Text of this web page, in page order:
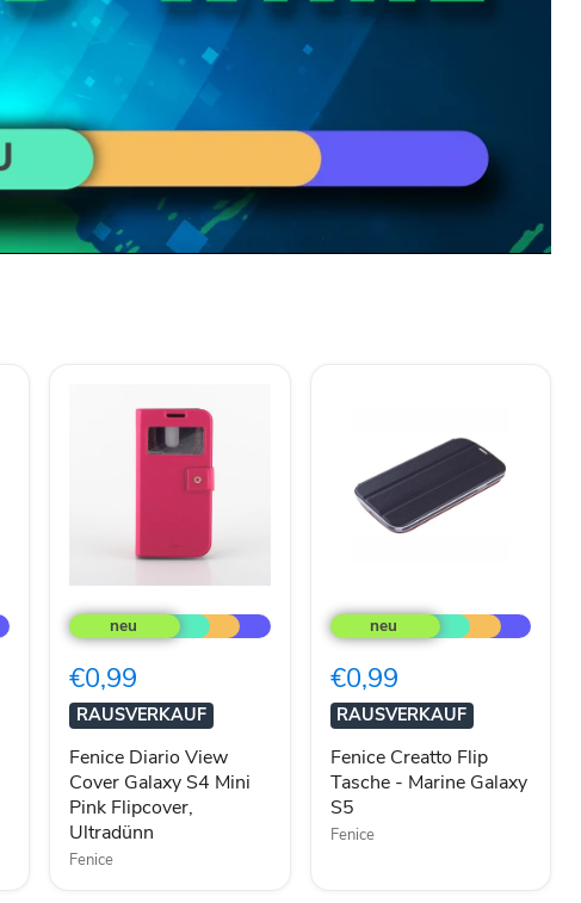
Diario
View
Galaxy
S4
Mini
Pink
Flipcover,
Ultradünn
€0,99
RAUSVERKAUF
Fenice Diario View
Cover Galaxy S4 Mini
Pink Flipcover,
Ultradünn
Fenice
Creatto
Flip
-
Marine
Galaxy
S5
€0,99
RAUSVERKAUF
Fenice Creatto Flip
Tasche - Marine Galaxy
S5
Fenice